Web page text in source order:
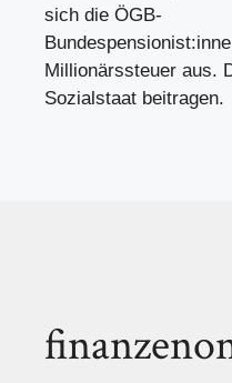
sich die ÖGB-
Millionärssteuer aus.
Sozialstaat beitragen.